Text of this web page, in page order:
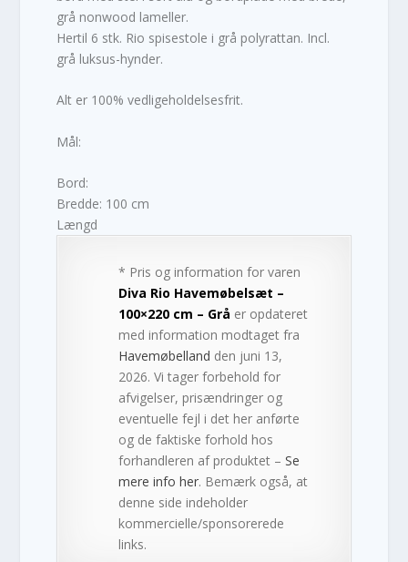
grå nonwood lameller.
Hertil 6 stk. Rio spisestole i grå polyrattan. Incl.
grå luksus-hynder.
Alt er 100% vedligeholdelsesfrit.
Mål:
Bord:
Bredde: 100 cm
Længd
* Pris og information for varen
Diva Rio Havemøbelsæt –
100×220 cm – Grå er opdateret
med information modtaget fra
Havemøbelland den juni 13,
2026. Vi tager forbehold for
afvigelser, prisændringer og
eventuelle fejl i det her anførte
og de faktiske forhold hos
forhandleren af produktet –Se
mere info her. Bemærk også, at
denne side indeholder
kommercielle/sponsorerede
links.